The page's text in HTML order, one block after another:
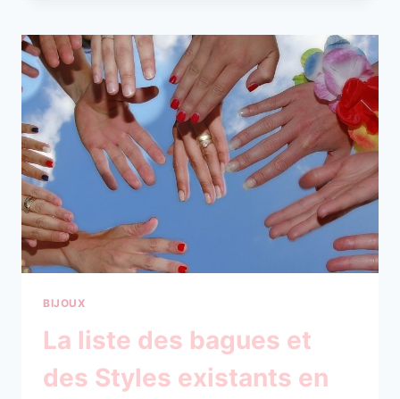
BRACELETS
MAGNÉTIQUES
?
BIJOUX
La liste des bagues et
des Styles existants en